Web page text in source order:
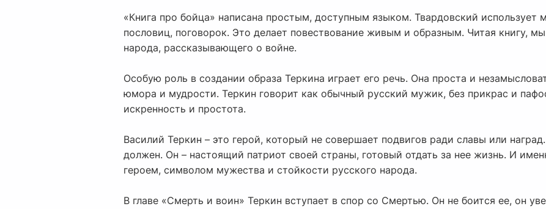
«Книга про бойца» написана простым, доступным языком. Твардовский использует
пословиц, поговорок. Это делает повествование живым и образным. Читая книгу,
народа, рассказывающего о войне.
Особую роль в создании образа Теркина играет его речь. Она проста и
юмора и мудрости. Теркин говорит как обычный русский мужик, без прикрас и
искренность и простота.
Василий Теркин – это герой, который не совершает подвигов ради славы или
должен. Он – настоящий патриот своей страны, готовый отдать за нее жизнь. И
героем, символом мужества и стойкости русского народа.
В главе «Смерть и воин» Теркин вступает в спор со Смертью. Он не боится ее, он